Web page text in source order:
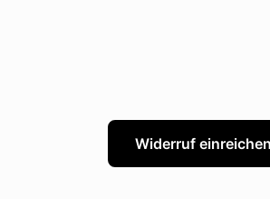
Widerruf einreichen